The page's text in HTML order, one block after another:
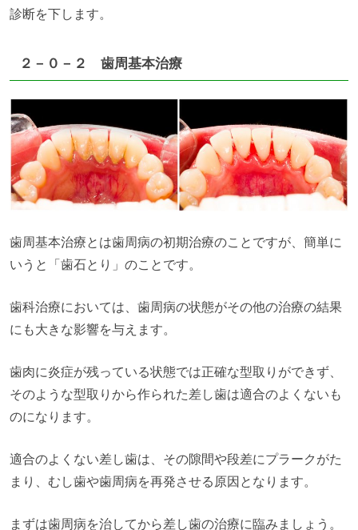
診断を下します。
２－０－２ 歯周基本治療
歯周基本治療とは歯周病の初期治療のことですが、簡単に
いうと「歯石とり」のことです。
歯科治療においては、歯周病の状態がその他の治療の結果
にも大きな影響を与えます。
歯肉に炎症が残っている状態では正確な型取りができず、
そのような型取りから作られた差し歯は適合のよくないも
のになります。
適合のよくない差し歯は、その隙間や段差にプラークがた
まり、むし歯や歯周病を再発させる原因となります。
まずは歯周病を治してから差し歯の治療に臨みましょう。